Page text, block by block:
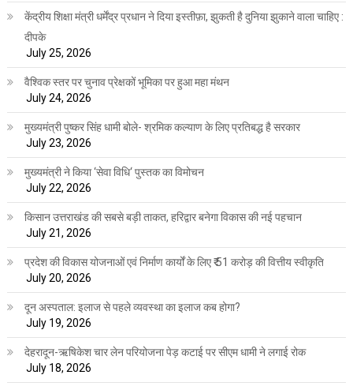
केंद्रीय शिक्षा मंत्री धर्मेंद्र प्रधान ने दिया इस्तीफ़ा, झुकती है दुनिया झुकाने वाला चाहिए :
दीपके
July 25, 2026
वैश्विक स्तर पर चुनाव प्रेक्षकों भूमिका पर हुआ महा मंथन
July 24, 2026
मुख्यमंत्री पुष्कर सिंह धामी बोले- श्रमिक कल्याण के लिए प्रतिबद्ध है सरकार
July 23, 2026
मुख्यमंत्री ने किया ‘सेवा विधि‘ पुस्तक का विमोचन
July 22, 2026
किसान उत्तराखंड की सबसे बड़ी ताकत, हरिद्वार बनेगा विकास की नई पहचान
July 21, 2026
प्रदेश की विकास योजनाओं एवं निर्माण कार्यों के लिए ₹ 51 करोड़ की वित्तीय स्वीकृति
July 20, 2026
दून अस्पताल: इलाज से पहले व्यवस्था का इलाज कब होगा?
July 19, 2026
देहरादून-ऋषिकेश चार लेन परियोजना पेड़ कटाई पर सीएम धामी ने लगाई रोक
July 18, 2026